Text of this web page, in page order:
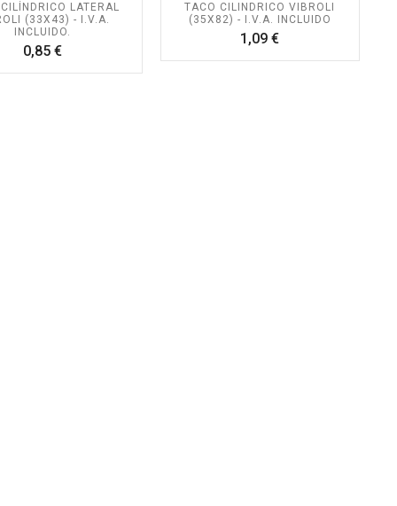
LATERAL
(33X43) - I.V.A.
INCLUIDO.
0,85 €Precio
TACO CILINDRICO VIBROLI
(35X82) - I.V.A. INCLUIDO
1,09 €Precio